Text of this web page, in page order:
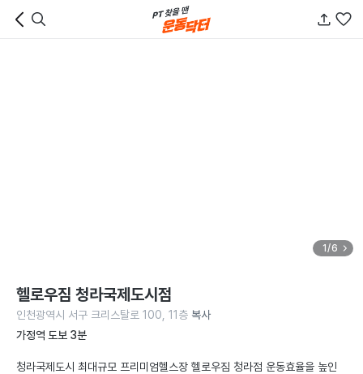
1/6
헬로우짐 청라국제도시점
인천광역시 서구 크리스탈로 100, 11층 복사
가정역 도보 3분
청라국제도시 최대규모 프리미엄헬스장 헬로우짐 청라점 운동효율을 높인